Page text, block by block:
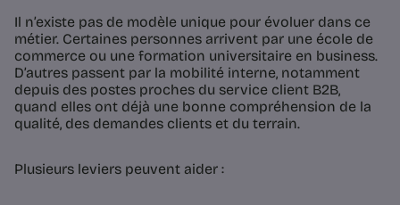
Il n’existe pas de modèle unique pour évoluer dans ce
métier. Certaines personnes arrivent par une école de
commerce ou une formation universitaire en business.
D’autres passent par la mobilité interne, notamment
depuis des postes proches du service client B2B,
quand elles ont déjà une bonne compréhension de la
qualité, des demandes clients et du terrain.
Plusieurs leviers peuvent aider :